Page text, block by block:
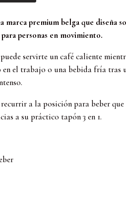
marca premium belga que diseña
personas en movimiento.
servirte un café caliente
en el trabajo o una bebida fría tras
a la posición para beber que
a su práctico tapón 3 en 1.